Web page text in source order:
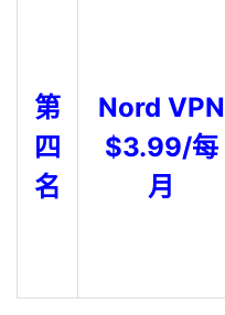
第
四
名
Nord VPN
$3.99/每
月